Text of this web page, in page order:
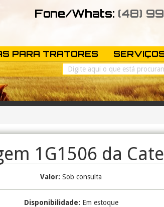
Fone/Whats: (48)
PARA TRATORES
1G1506 da
Valor: Sob consulta
Disponibilidade: Em estoque